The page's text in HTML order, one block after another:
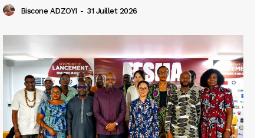
Biscone ADZOYI - 31 Juillet 2026